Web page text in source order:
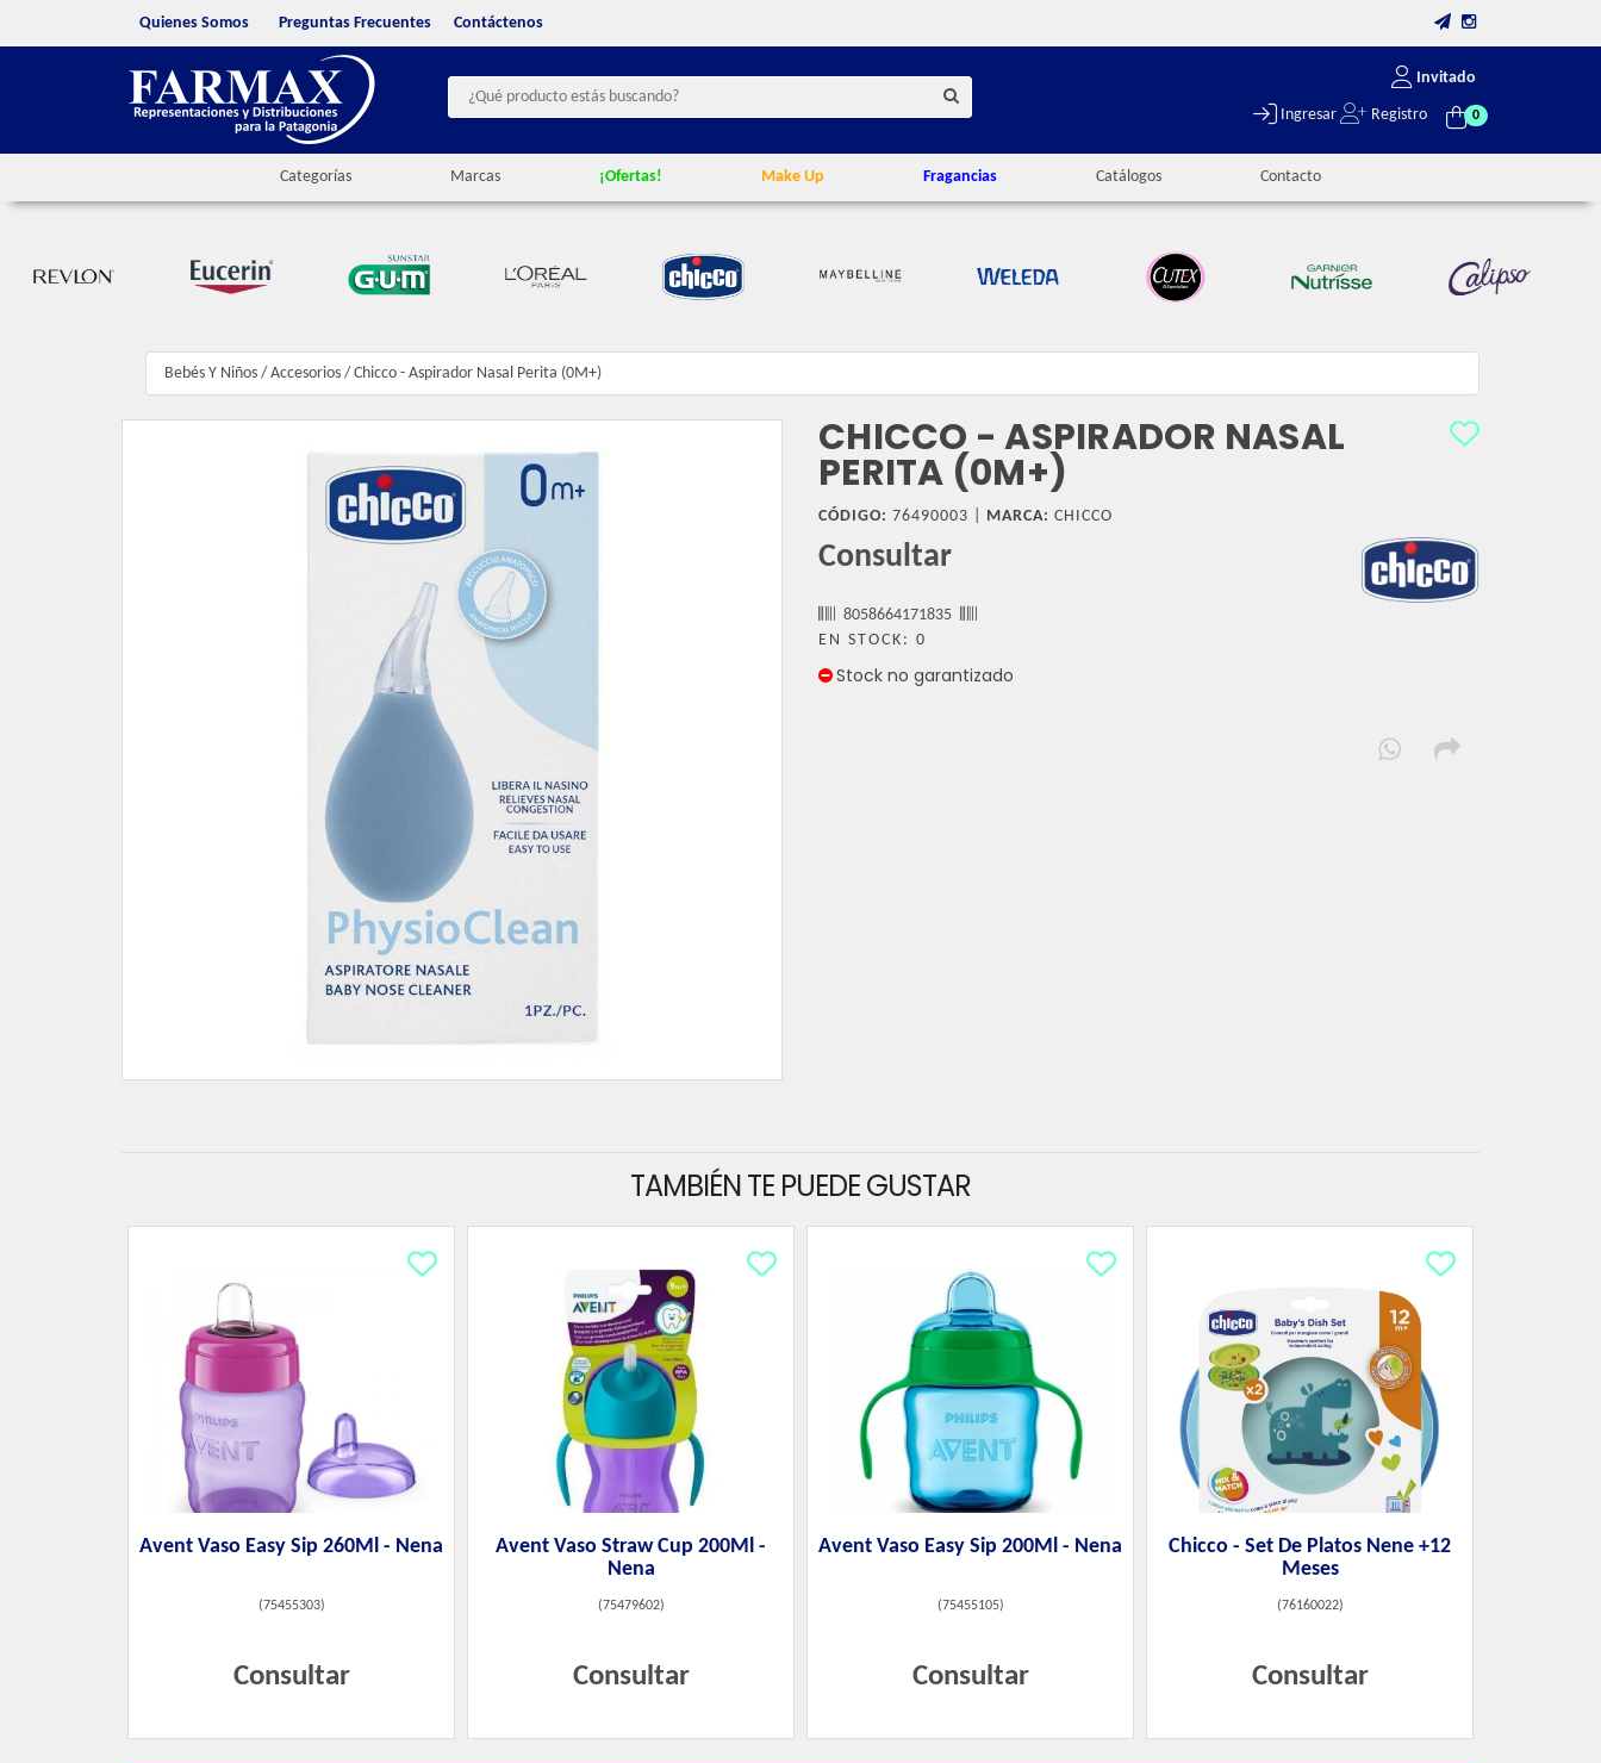
Quienes Somos Preguntas Frecuentes Contáctenos
Invitado
Ingresar Registro 0
Categorías Marcas ¡Ofertas! Make Up Fragancias Catálogos Contacto
Bebés Y Niños / Accesorios / Chicco - Aspirador Nasal Perita (0M+)
CHICCO - ASPIRADOR NASAL
PERITA (0M+)
CÓDIGO: 76490003 | MARCA: CHICCO
Consultar
8058664171835
EN STOCK: 0
Stock no garantizado
TAMBIÉN TE PUEDE GUSTAR
Avent Vaso Easy Sip 260Ml - Nena
(75455303)
Consultar
Avent Vaso Straw Cup 200Ml -
Nena
(75479602)
Consultar
Avent Vaso Easy Sip 200Ml - Nena
(75455105)
Consultar
Chicco - Set De Platos Nene +12
Meses
(76160022)
Consultar